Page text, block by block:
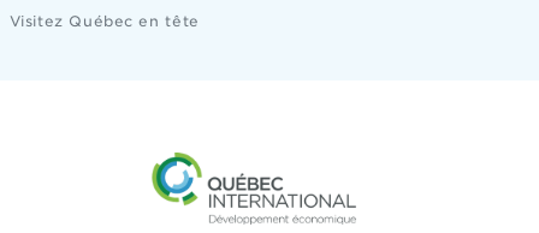
Visitez Québec en tête